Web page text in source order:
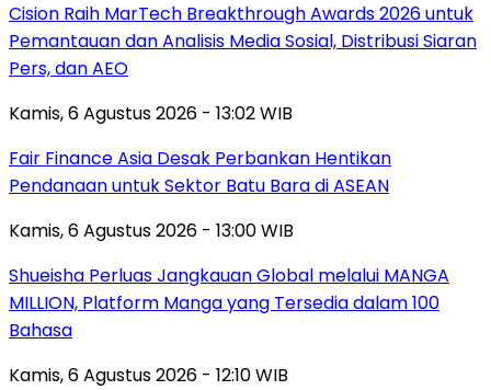
Cision Raih MarTech Breakthrough Awards 2026 untuk
Pemantauan dan Analisis Media Sosial, Distribusi Siaran
Pers, dan AEO
Kamis, 6 Agustus 2026 - 13:02 WIB
Fair Finance Asia Desak Perbankan Hentikan
Pendanaan untuk Sektor Batu Bara di ASEAN
Kamis, 6 Agustus 2026 - 13:00 WIB
Shueisha Perluas Jangkauan Global melalui MANGA
MILLION, Platform Manga yang Tersedia dalam 100
Bahasa
Kamis, 6 Agustus 2026 - 12:10 WIB